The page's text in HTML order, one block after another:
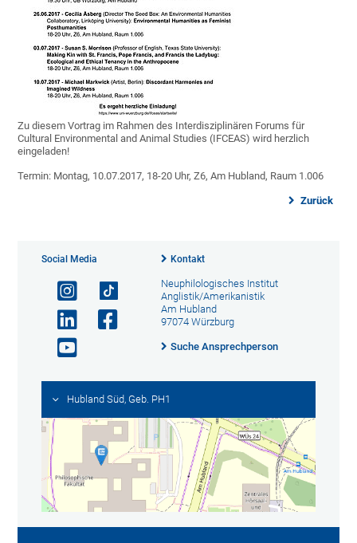
Zu diesem Vortrag im Rahmen des Interdisziplinären Forums für
Cultural Environmental and Animal Studies (IFCEAS) wird herzlich
eingeladen!
Termin: Montag, 10.07.2017, 18-20 Uhr, Z6, Am Hubland, Raum 1.006
Zurück
Social Media Kontakt
Neuphilologisches Institut
Anglistik/Amerikanistik
Am Hubland
97074 Würzburg
Suche Ansprechperson
Hubland Süd, Geb. PH1